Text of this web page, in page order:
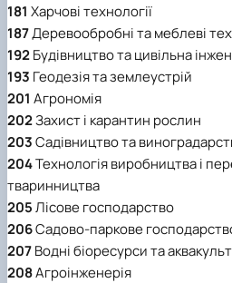
181 Харчові технології
187Деревообробні та меблеві
192Будівництво та цивільна
193 Геодезія та землеустрій
201 Агрономія
202Захист і карантин рослин
203Садівництво та
204Технологія виробництва і
тваринництва
205Лісове господарство
206Садово-паркове
207Водні біоресурси та
208Агроінженерія